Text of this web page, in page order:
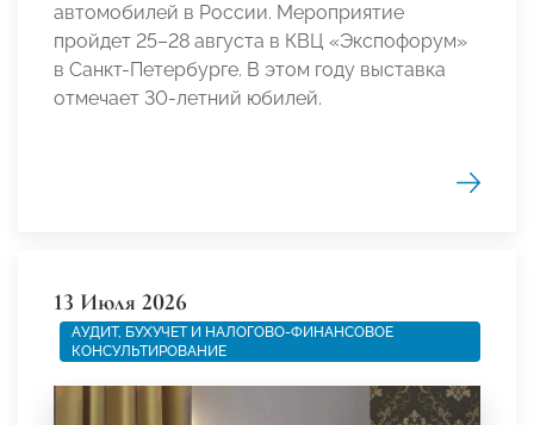
автомобилей в России. Мероприятие
пройдет 25–28 августа в КВЦ «Экспофорум»
в Санкт-Петербурге. В этом году выставка
отмечает 30-летний юбилей.
13 Июля 2026
АУДИТ, БУХУЧЕТ И НАЛОГОВО-ФИНАНСОВОЕ
КОНСУЛЬТИРОВАНИЕ